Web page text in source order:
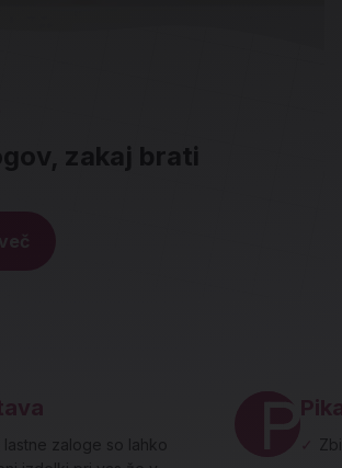
zakaj brati
lastne zaloge so lahko
✓